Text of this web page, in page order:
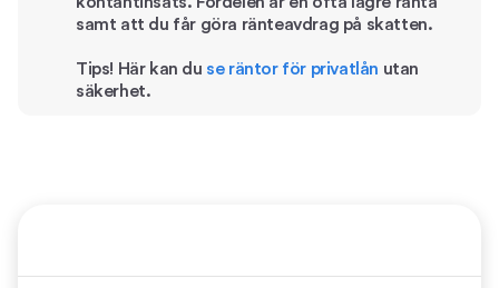
samt att du får göra ränteavdrag på skatten.
Tips! Här kan du se räntor för privatlån utan
säkerhet.